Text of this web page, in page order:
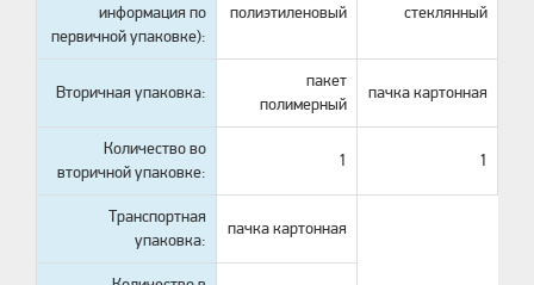
информация по
первичной упаковке):
полиэтиленовый
стеклянный
Вторичная упаковка:
пакет
полимерный
пачка картонная
Количество во
вторичной упаковке:
1 1
Транспортная
упаковка:
пачка картонная